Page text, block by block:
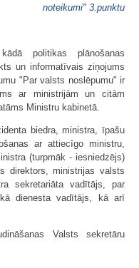
noteikumi" 3.punktu
politikas plānošanas
un informatīvais ziņojums
"Par valsts noslēpumu" ir
ar ministrijām un citām
Ministru kabinetā.
biedra, ministra, īpašu
ar attiecīgo ministru,
(turpmāk - iesniedzējs)
direktors, ministrijas valsts
sekretariāta vadītājs, par
dienesta vadītājs, kā arī
Valsts sekretāru